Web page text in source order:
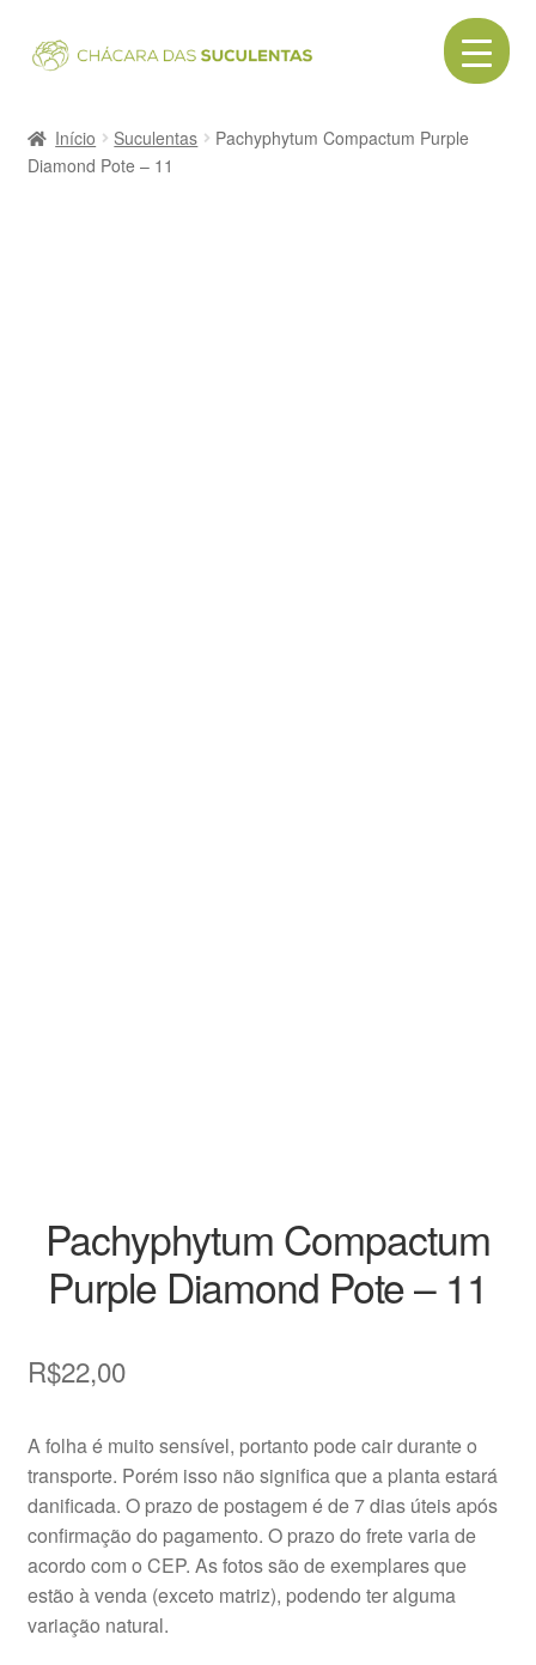
Pular
para
Pular
para
conteúdo
Acessórios
Início Suculentas
Pachyphytum Compactum Purple
Diamond Pote – 11
Pachyphytum Compactum
Purple Diamond Pote – 11
R$22,00
A folha é muito sensível, portanto pode cair durante o
transporte. Porém isso não significa que a planta estará
danificada. O prazo de postagem é de 7 dias úteis após
confirmação do pagamento. O prazo do frete varia de
acordo com o CEP. As fotos são de exemplares que
estão à venda (exceto matriz), podendo ter alguma
variação natural.